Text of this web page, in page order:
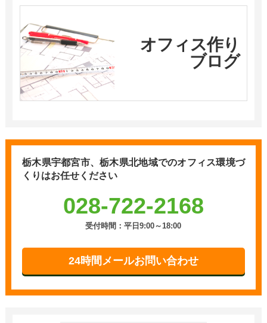
オフィス作り
ブログ
栃木県宇都宮市、栃木県北地域でのオフィス環境づ
くりはお任せください
028-722-2168
受付時間：平日9:00～18:00
24時間メールお問い合わせ